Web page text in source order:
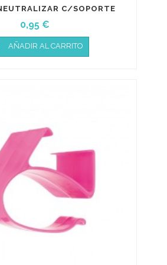
C/SOPORTE
Precio
0,95 €
AÑADIR AL CARRITO